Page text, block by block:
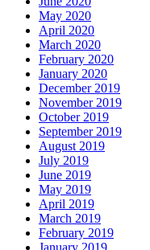
May 2020
April 2020
March 2020
February 2020
January 2020
December 2019
November 2019
October 2019
September 2019
August 2019
July 2019
June 2019
May 2019
April 2019
March 2019
February 2019